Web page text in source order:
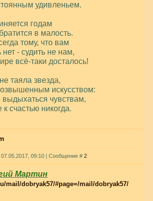
удивленьем.
годам
в малость.
тому, что вам
- судить не нам,
всё-таки досталось!
таяла звезда,
искусством:
выдыхаться чувствам,
счастью никогда.
07.05.2017, 09:10 | Сообщение # 2
Мартин
mail/dobryak57/#page=/mail/dobryak57/